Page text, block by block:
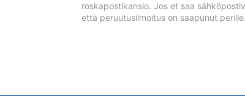
roskapostikansio. Jos et saa
että peruutusilmoitus on saapunut perille.